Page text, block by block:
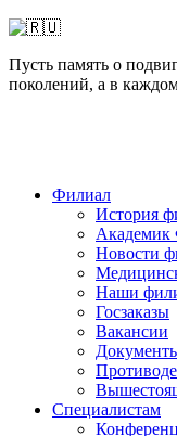
Пусть память о
поколений, а в
Филиал
История
Новости
Наши
Госзаказы
Вакансии
Специалистам